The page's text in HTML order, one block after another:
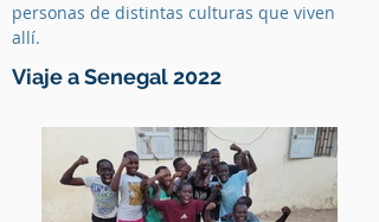
personas de distintas culturas que viven
allí.
Viaje a Senegal 2022